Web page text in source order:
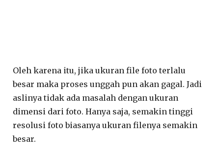
Oleh karena itu, jika ukuran file foto terlalu
besar maka proses unggah pun akan gagal. Jadi
aslinya tidak ada masalah dengan ukuran
dimensi dari foto. Hanya saja, semakin tinggi
resolusi foto biasanya ukuran filenya semakin
besar.